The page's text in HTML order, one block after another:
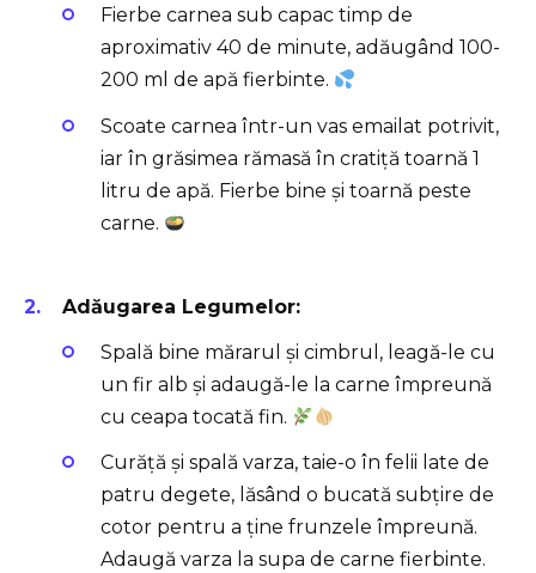
Fierbe carnea sub capac timp de
aproximativ 40 de minute, adăugând 100-
200 ml de apă fierbinte.
Scoate carnea într-un vas emailat potrivit,
iar în grăsimea rămasă în cratiță toarnă 1
litru de apă. Fierbe bine și toarnă peste
carne.
Adăugarea Legumelor:
Spală bine mărarul și cimbrul, leagă-le cu
un fir alb și adaugă-le la carne împreună
cu ceapa tocată fin.
Curăță și spală varza, taie-o în felii late de
patru degete, lăsând o bucată subțire de
cotor pentru a ține frunzele împreună.
Adaugă varza la supa de carne fierbinte.